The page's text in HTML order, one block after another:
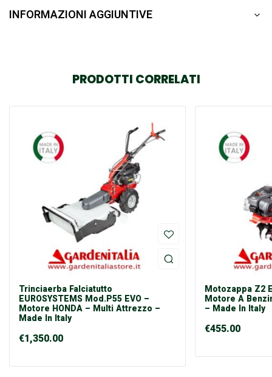
INFORMAZIONI AGGIUNTIVE
PRODOTTI CORRELATI
Trinciaerba Falciatutto
EUROSYSTEMS Mod.P55 EVO –
Motore HONDA – Multi Attrezzo –
Made In Italy
€1,350.00
Motozappa Z2
Motore A
– Made In Italy
€455.00